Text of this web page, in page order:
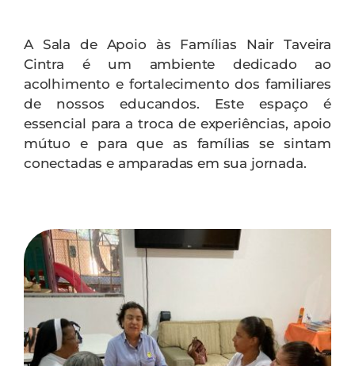
A Sala de Apoio às Famílias Nair Taveira
Cintra é um ambiente dedicado ao
acolhimento e fortalecimento dos familiares
de nossos educandos. Este espaço é
essencial para a troca de experiências, apoio
mútuo e para que as famílias se sintam
conectadas e amparadas em sua jornada.